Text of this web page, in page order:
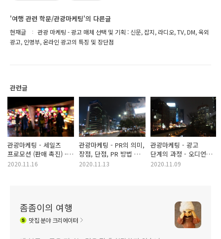
'여행 관련 학문/관광마케팅'의 다른글
현재글
관광 마케팅 - 광고 매체 선택 및 기획 : 신문, 잡지, 라디오, TV, DM, 옥외
광고, 인명부, 온라인 광고의 특징 및 장단점
관련글
관광마케팅 - 세일즈
프로모션 (판매 촉진) -
고객 지향적 판매 촉진,
2020.11.16
관광마케팅 - PR의 의미,
장점, 단점, PR 방법 및
특징
2020.11.13
관광마케팅 - 광고
단계의 과정 - 오디언스
선택, 광고 메세지 작성
2020.11.09
좀좀이의 여행
맛집분야 크리에이터